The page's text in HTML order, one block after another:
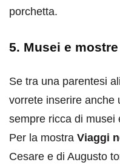
porchetta.
5. Musei e mostre
Se tra una parentesi
vorrete inserire anche
sempre ricca di musei
Per la mostra Viaggi
Cesare e di Augusto